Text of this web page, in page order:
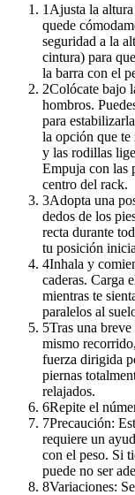
1 Ajusta la
quede
seguridad a la
cintura) para
la barra con el
2Colócate bajo
hombros.
para
la opción que te
y las rodillas
Empuja con las
centro del rack.
3Adopta una
dedos de los
recta durante
tu posición
4Inhala y
caderas. Carga
mientras te
paralelos al
5Tras una
mismo
fuerza dirigida
piernas
relajados.
6Repite el
7Precaución:
requiere un
con el peso. Si
puede no ser
8Variaciones: